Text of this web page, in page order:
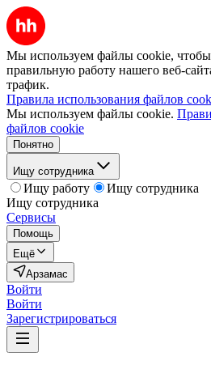
Мы используем файлы cookie, чтобы
правильную работу нашего веб-
трафик.
Правила использования файлов
Мы используем файлы cookie.
файлов cookie
Понятно
Ищу сотрудника
Ищу работу
Ищу сотрудника
Ищу сотрудника
Сервисы
Помощь
Ещё
Арзамас
Войти
Войти
Зарегистрироваться